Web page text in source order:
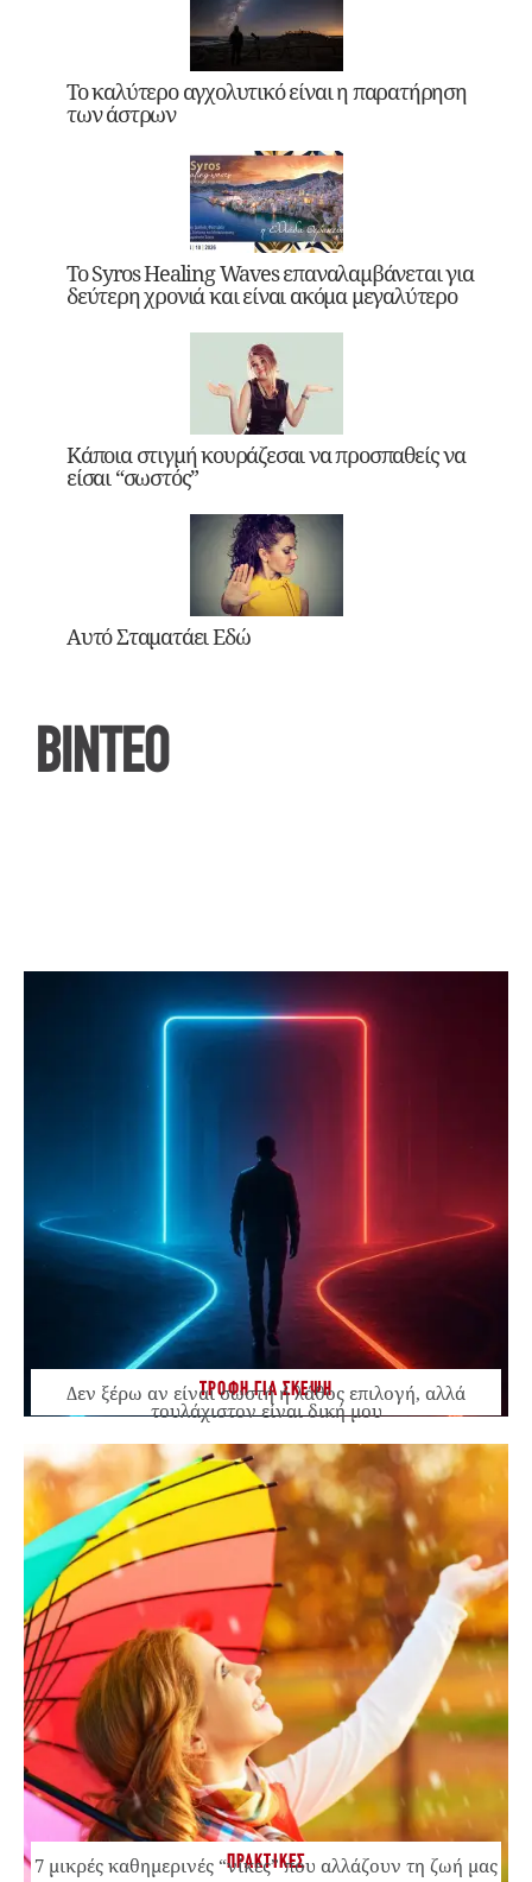
Το καλύτερο αγχολυτικό είναι η παρατήρηση
των άστρων
Το Syros Healing Waves επαναλαμβάνεται για
δεύτερη χρονιά και είναι ακόμα μεγαλύτερο
Κάποια στιγμή κουράζεσαι να προσπαθείς να
είσαι “σωστός”
Αυτό Σταματάει Εδώ
ΒΙΝΤΕΟ
ΤΡΟΦΗ ΓΙΑ ΣΚΕΨΗ
Δεν ξέρω αν είναι σωστή ή λάθος επιλογή, αλλά
τουλάχιστον είναι δική μου
ΠΡΑΚΤΙΚΕΣ
7 μικρές καθημερινές “νίκες” που αλλάζουν τη ζωή μας